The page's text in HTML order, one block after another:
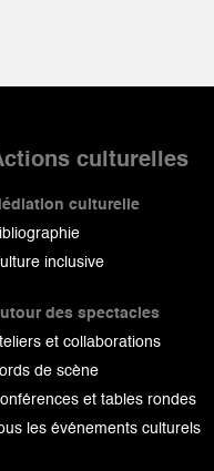
culturelles
culturelle
inclusive
des spectacles
et collaborations
de scène
et tables rondes
les événements culturels